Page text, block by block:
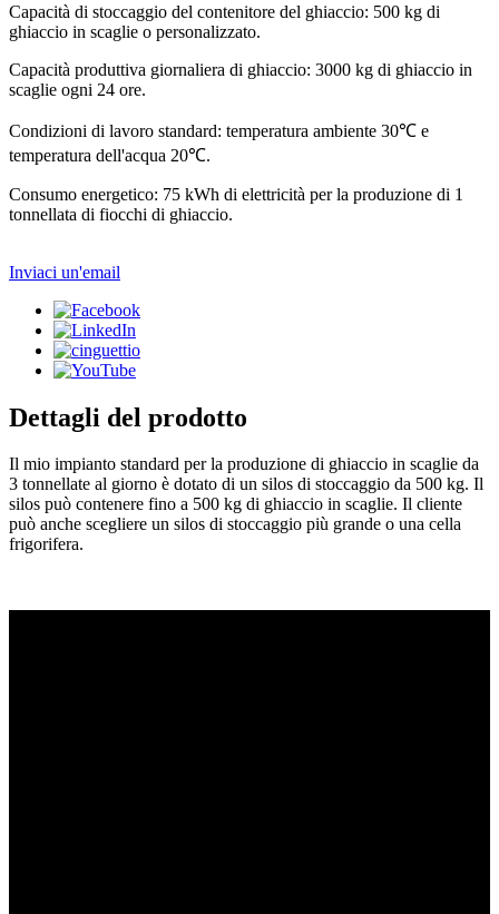
Capacità di stoccaggio del contenitore del ghiaccio: 500 kg di
ghiaccio in scaglie o personalizzato.
Capacità produttiva giornaliera di ghiaccio: 3000 kg di ghiaccio in
scaglie ogni 24 ore.
Condizioni di lavoro standard: temperatura ambiente 30℃ e
temperatura dell'acqua 20℃.
Consumo energetico: 75 kWh di elettricità per la produzione di 1
tonnellata di fiocchi di ghiaccio.
Inviaci un'email
Dettagli del prodotto
Il mio impianto standard per la produzione di ghiaccio in scaglie da
3 tonnellate al giorno è dotato di un silos di stoccaggio da 500 kg. Il
silos può contenere fino a 500 kg di ghiaccio in scaglie. Il cliente
può anche scegliere un silos di stoccaggio più grande o una cella
frigorifera.